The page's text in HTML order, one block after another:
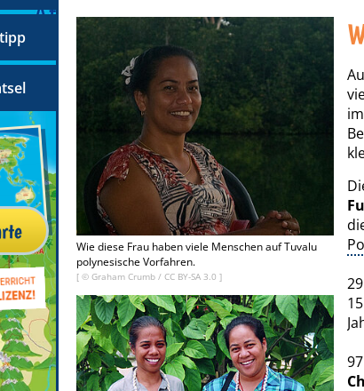
Wie diese Frau haben viele Menschen auf Tuvalu
polynesische Vorfahren.
[ © Graham Crumb / CC BY-SA 3.0 ]